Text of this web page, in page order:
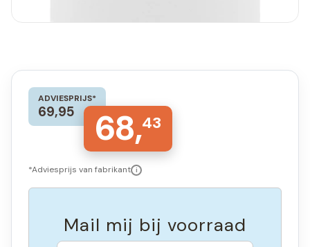
ADVIESPRIJS*
69,95 68,43
*Adviesprijs van fabrikant i
Mail mij bij voorraad